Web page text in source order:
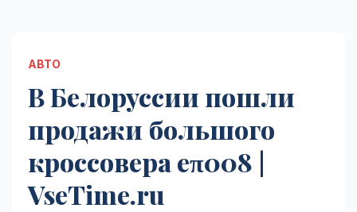
АВТО
В Белоруссии пошли
продажи большого
кроссовера eπ008 |
VseTime.ru